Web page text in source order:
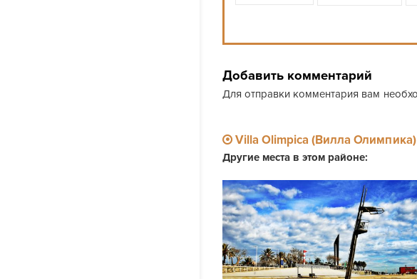
Добавить комментарий
Для отправки комментария вам
Villa Olimpica (Вилла Олимпика)
Другие места в этом районе: